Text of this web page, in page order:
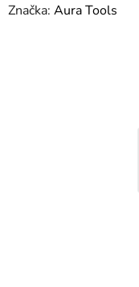
hodnotenie
Značka: Aura Tools